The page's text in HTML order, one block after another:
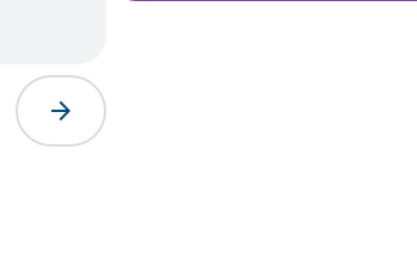
arrow_forward